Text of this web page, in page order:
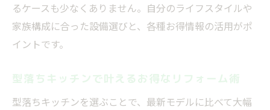
るケースも少なくありません。自分のライフスタイルや
家族構成に合った設備選びと、各種お得情報の活用がポ
イントです。
型落ちキッチンで叶えるお得なリフォーム術
型落ちキッチンを選ぶことで、最新モデルに比べて大幅